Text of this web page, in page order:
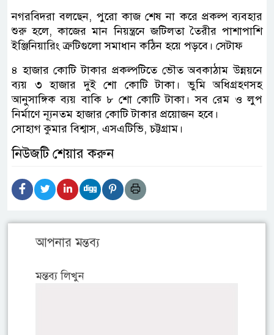
নগরবিদরা বলছেন, পুরো কাজ শেষ না করে প্রকল্প ব্যবহার
শুরু হলে, কাজের মান নিয়ন্ত্রনে জটিলতা তৈরীর পাশাপাশি
ইঞ্জিনিয়ারিং ত্রুটিগুলো সমাধান কঠিন হয়ে পড়বে। সেটাফ
৪ হাজার কোটি টাকার প্রকল্পটিতে ভৌত অবকাঠাম উন্নয়নে
ব্যয় ৩ হাজার দুই শো কোটি টাকা। ভুমি অধিগ্রহণসহ
আনুসাঙ্গিক ব্যয় বাকি ৮ শো কোটি টাকা। সব রেম ও লুপ
নির্মাণে ন্যূনতম হাজার কোটি টাকার প্রয়োজন হবে।
সোহাগ কুমার বিশ্বাস, এসএটিভি, চট্টগ্রাম।
নিউজটি শেয়ার করুন
আপনার মন্তব্য
মন্তব্য লিখুন